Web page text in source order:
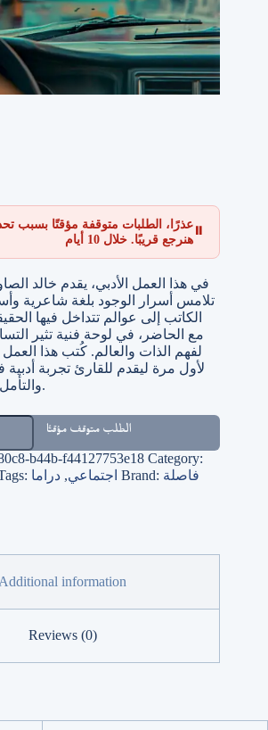
⏸ عذرًا، الطلبات متوقفة مؤقتًا بسبب
هنرجع قريبًا. خلال 10 أيام
في هذا العمل الأدبي، يقدم خالد
تلامس أسرار الوجود بلغة شاعرية
الكاتب إلى عوالم تتداخل فيها
مع الحاضر، في لوحة فنية تثير
لأول مرة ليقدم للقارئ تجربة أدبية
والتأمل في قالب إبداعي مميز.
الطلب متوقف مؤقتًا
b44b-f44127753e18 Category:
اجتماعي, دراما Brand: فاصلة
Additional information
Reviews (0)